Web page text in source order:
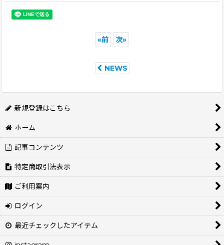
«前 次»
NEWS
新規登録はこちら
ホーム
記事コンテンツ
特定商取引法表示
ご利用案内
ログイン
最近チェックしたアイテム